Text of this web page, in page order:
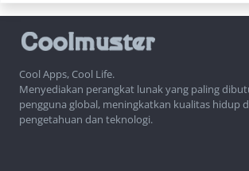
Cool Apps, Cool Life.
Menyediakan perangkat lunak yang paling
pengguna global, meningkatkan kualitas hidup
pengetahuan dan teknologi.